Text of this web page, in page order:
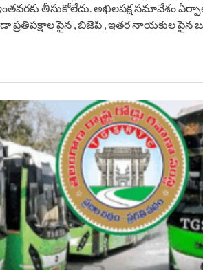
తీసుకోలేదు. అఖిలపక్ష సమావేశం
ప్రతిపక్షాల పైన , బిజెపి , ఇతర నాయకుల పైన